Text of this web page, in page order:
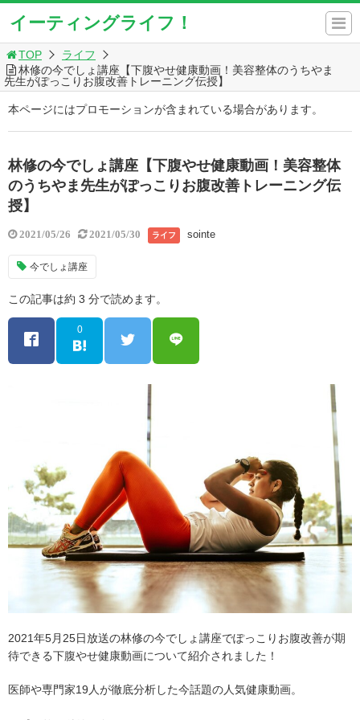
イーティングライフ！
TOP
ライフ
林修の今でしょ講座【下腹やせ健康動画！美容整体のうちやま
先生がぽっこりお腹改善トレーニング伝授】
本ページにはプロモーションが含まれている場合があります。
林修の今でしょ講座【下腹やせ健康動画！美容整体
のうちやま先生がぽっこりお腹改善トレーニング伝
授】
2021/05/26 2021/05/30 ライフ sointe
今でしょ講座
この記事は約 3 分で読めます。
0
2021年5月25日放送の林修の今でしょ講座でぽっこりお腹改善が期
待できる下腹やせ健康動画について紹介されました！
医師や専門家19人が徹底分析した今話題の人気健康動画。